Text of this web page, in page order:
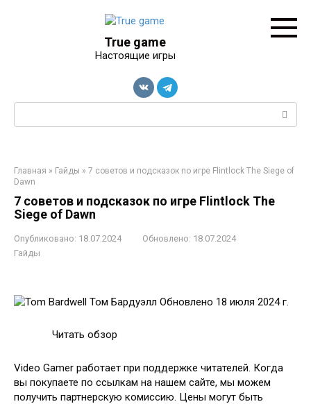
True game
Настоящие игры
Поиск:
Главная » Гайды » 7 советов и подсказок по игре Flintlock The Siege of
Dawn
7 советов и подсказок по игре Flintlock The
Siege of Dawn
Опубликовано: 18.07.2024 Обновлено: 18.07.2024
Гайды
Том Бардуэлл Обновлено 18 июля 2024 г.
Читать обзор
Video Gamer работает при поддержке читателей. Когда
вы покупаете по ссылкам на нашем сайте, мы можем
получить партнерскую комиссию. Цены могут быть